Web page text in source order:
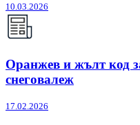
10.03.2026
Оранжев и жълт код
снеговалеж
17.02.2026